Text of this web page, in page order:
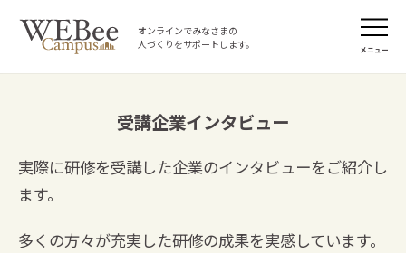
オンラインでみなさまの
人づくりをサポートします。
メニュー
受講企業インタビュー
実際に研修を受講した企業のインタビューをご紹介し
ます。
多くの方々が充実した研修の成果を実感しています。